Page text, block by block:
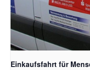
Einkaufsfahrt für